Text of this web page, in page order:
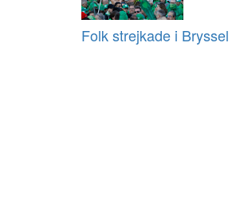
Folk strejkade i Bryssel